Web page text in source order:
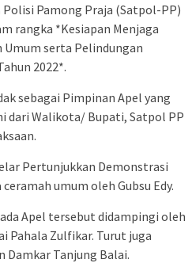
Pamong Praja (Satpol-PP)
rangka *Kesiapan Menjaga
serta Pelindungan
2022*.
sebagai Pimpinan Apel yang
dari Walikota/ Bupati, Satpol PP
Pertunjukkan Demonstrasi
umum oleh Gubsu Edy.
Apel tersebut didampingi oleh
Pahala Zulfikar. Turut juga
Damkar Tanjung Balai.